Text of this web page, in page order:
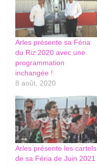
Arles présente sa Féria
du Riz 2020 avec une
programmation
inchangée !
8 août, 2020
Arles présente les cartels
de sa Féria de Juin 2021